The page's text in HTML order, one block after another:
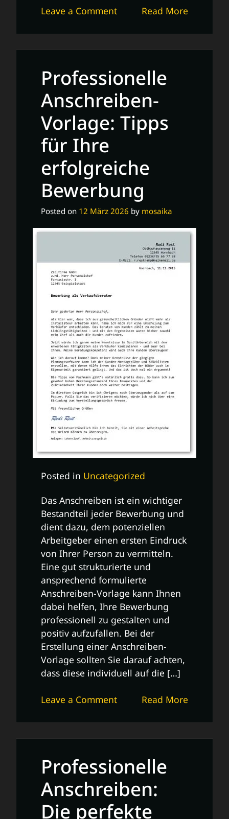
Read More
Leave a Commenton
Vorlage
für
Anschreiben:
Tipps
und
Tricks
Professionelle
Anschreiben-
Vorlage: Tipps
für Ihre
erfolgreiche
Bewerbung
Posted on 12 März 2026 by mosaika
Posted in Uncategorized
Das Anschreiben ist ein wichtiger
Bestandteil jeder Bewerbung und
dient dazu, dem potenziellen
Arbeitgeber einen ersten Eindruck
von Ihrer Person zu vermitteln.
Eine gut strukturierte und
ansprechend formulierte
Anschreiben-Vorlage kann Ihnen
dabei helfen, Ihre Bewerbung
professionell zu gestalten und
positiv aufzufallen. Bei der
Erstellung einer Anschreiben-
Vorlage sollten Sie darauf achten,
dass diese individuell auf die […]
Read More
Leave a Commenton
Anschreiben-
Vorlage:
für
Ihre
erfolgreiche
Bewerbung
Professionelle
Anschreiben:
Die perfekte